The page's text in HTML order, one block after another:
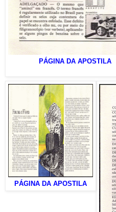
PÁGINA DA APOSTILA
PÁGINA DA APOSTILA